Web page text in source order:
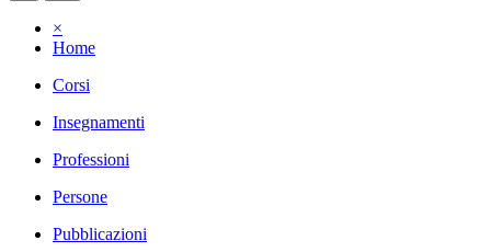
×
Home
Corsi
Insegnamenti
Professioni
Persone
Pubblicazioni